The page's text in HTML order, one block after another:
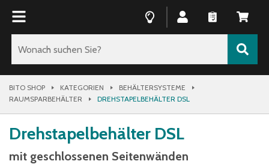
BITO SHOP KATEGORIEN
BEHÄLTERSYSTEME
RAUMSPARBEHÄLTER
DREHSTAPELBEHÄLTER DSL
Drehstapelbehälter DSL
mit geschlossenen Seitenwänden